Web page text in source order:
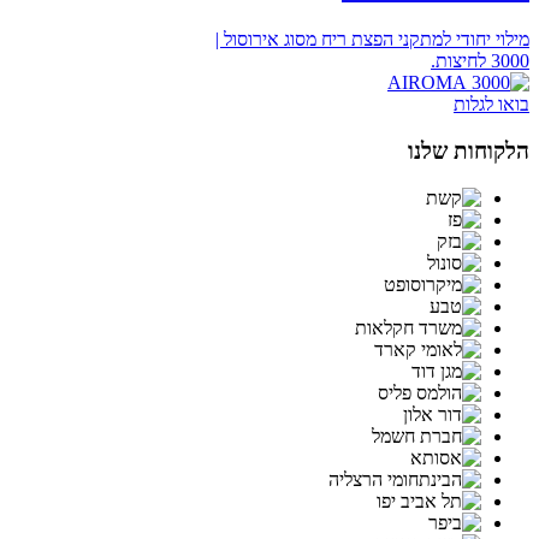
מילוי יחודי למתקני הפצת ריח מסוג אירוסול |
3000 לחיצות.
בואו לגלות
הלקוחות שלנו